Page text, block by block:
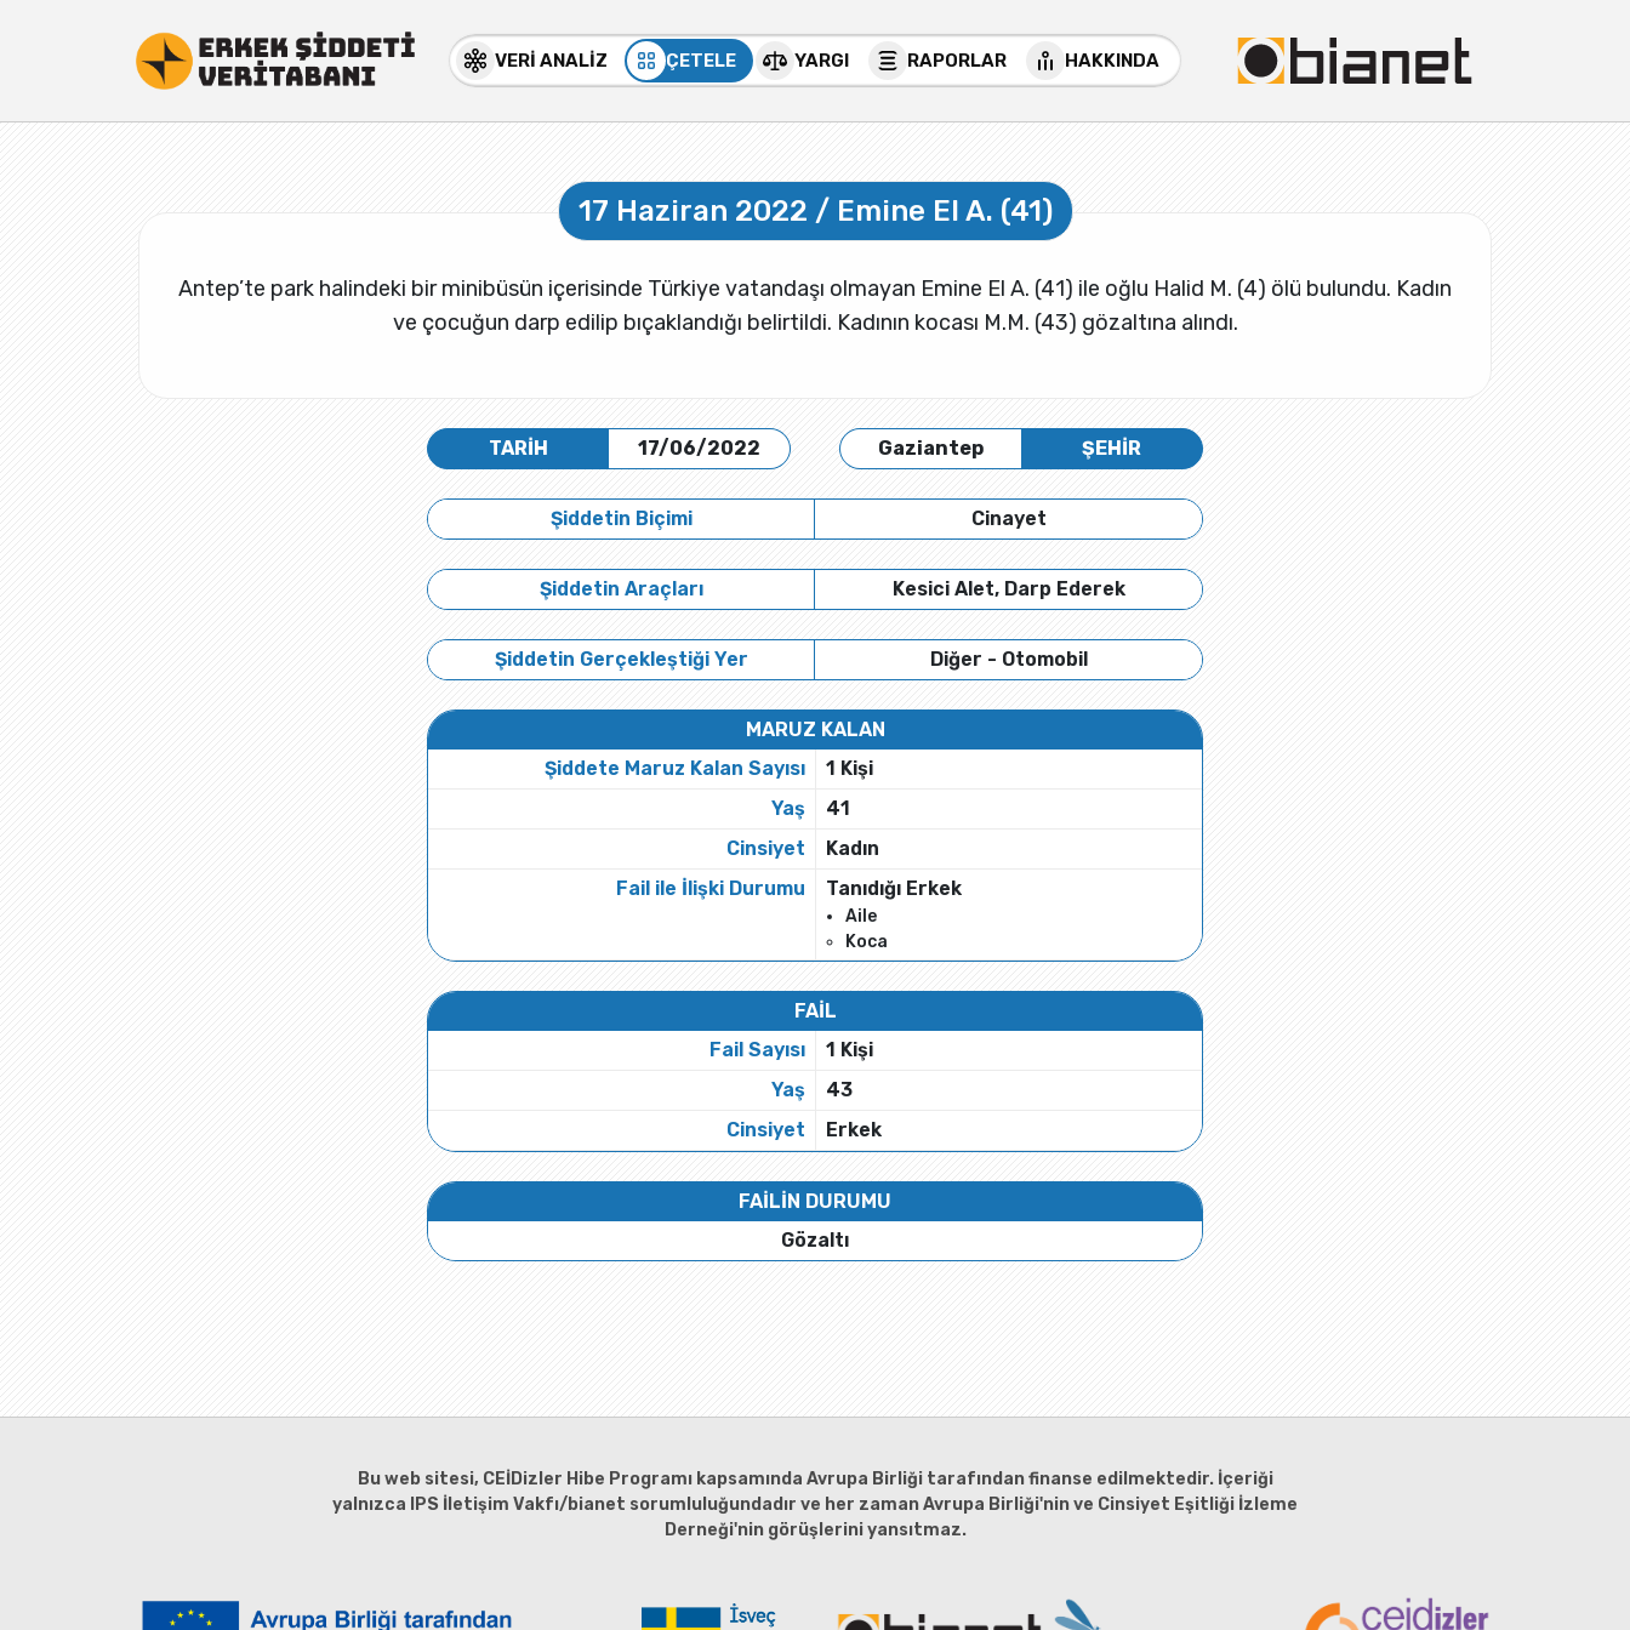
VERİ ANALİZ ÇETELE YARGI RAPORLAR HAKKINDA
17 Haziran 2022 / Emine El A. (41)
Antep’te park halindeki bir minibüsün içerisinde Türkiye vatandaşı olmayan Emine El A. (41) ile oğlu Halid M. (4) ölü bulundu. Kadın
ve çocuğun darp edilip bıçaklandığı belirtildi. Kadının kocası M.M. (43) gözaltına alındı.
TARİH 17/06/2022 Gaziantep ŞEHİR
Şiddetin Biçimi Cinayet
Şiddetin Araçları Kesici Alet, Darp Ederek
Şiddetin Gerçekleştiği Yer Diğer - Otomobil
MARUZ KALAN
Şiddete Maruz Kalan Sayısı
1 Kişi
Yaş
41
Cinsiyet
Kadın
Fail ile İlişki Durumu
Tanıdığı Erkek
Aile
Koca
FAİL
Fail Sayısı
1 Kişi
Yaş
43
Cinsiyet
Erkek
FAİLİN DURUMU
Gözaltı
Bu web sitesi, CEİDizler Hibe Programı kapsamında Avrupa Birliği tarafından finanse edilmektedir. İçeriği
yalnızca IPS İletişim Vakfı/bianet sorumluluğundadır ve her zaman Avrupa Birliği'nin ve Cinsiyet Eşitliği İzleme
Derneği'nin görüşlerini yansıtmaz.